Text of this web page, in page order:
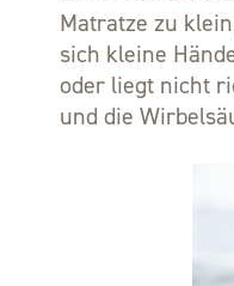
Matratze zu
sich kleine
oder liegt nicht
und die